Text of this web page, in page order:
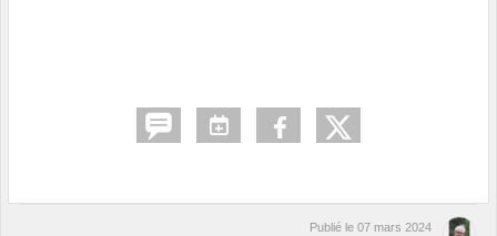
Publié le 07 mars 2024